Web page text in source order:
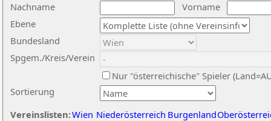
Nachname
Vorname
Ebene
Sortierung
Bundesland
Spgem./Kreis/Verein
Nur "österreichische" Spieler
Vereinslisten:Wien Niederösterreich Burgenland